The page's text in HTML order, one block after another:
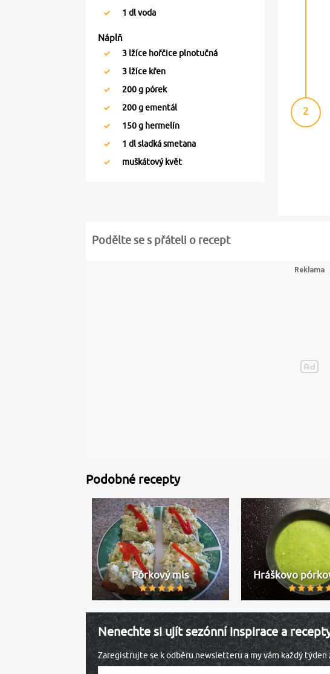
1 dl voda
Náplň
3 lžíce hořčice plnotučná
3 lžíce křen
200g pórek
200g ementál
150g hermelín
1 dl sladká smetana
muškátový květ
2
Podělte se s přáteli o recept
Podobné recepty
Pórkový mls Hráškovo
Nenechte si ujít sezónní inspirace a
Zaregistrujte se k odběru newsletteru a my vám každý týden